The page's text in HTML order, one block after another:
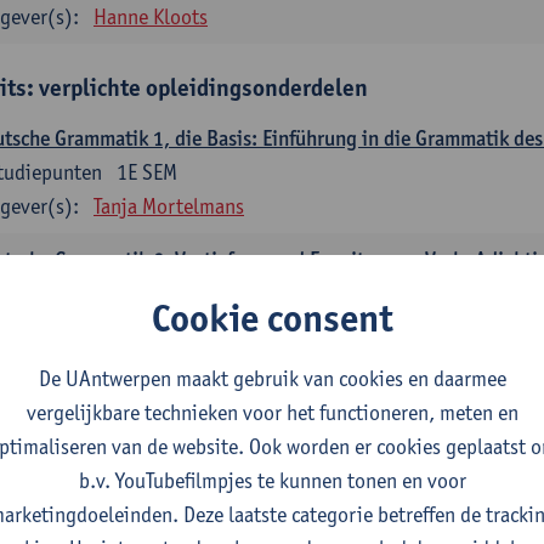
Hanne Kloots
verplichte opleidingsonderdelen
Grammatik 1, die Basis: Einführung in die Grammatik
1E SEM
Tanja Mortelmans
Grammatik 2, Vertiefung und Erweiterung: Verb,
Tanja Mortelmans
Sprachbeherrschung 1
1E/2E SEM
studiepunten
Tanja Mortelmans Alex Haider
und Gesellschaft im deutschsprachigen Raum
1E/2E SEM
studiepunten
Cookie consent
De UAntwerpen maakt gebruik van cookies en daarmee
vergelijkbare technieken voor het functioneren, meten en
van de website. Ook worden er cookies geplaatst
b.v. YouTubefilmpjes te kunnen tonen en voor
Deze laatste categorie betreffen de